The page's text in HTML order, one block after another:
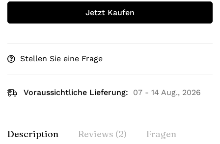
Jetzt Kaufen
Stellen Sie eine Frage
Voraussichtliche Lieferung: 07 - 14 Aug., 2026
Description Reviews (2) Fragen